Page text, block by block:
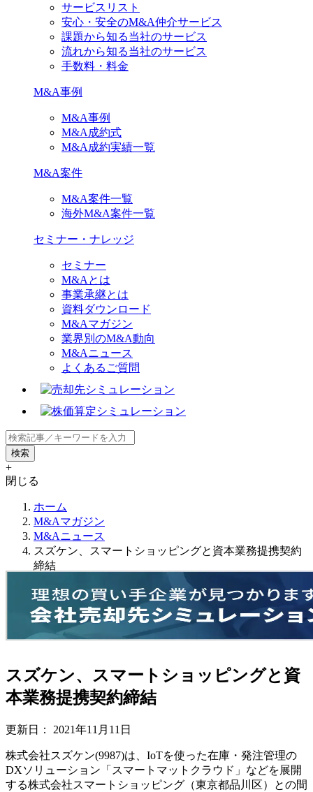
サービスリスト
安心・安全のM&A仲介サービス
課題から知る当社のサービス
流れから知る当社のサービス
手数料・料金
M&A事例
M&A事例
M&A成約式
M&A成約実績一覧
M&A案件
M&A案件一覧
海外M&A案件一覧
セミナー・ナレッジ
セミナー
M&Aとは
事業承継とは
資料ダウンロード
M&Aマガジン
業界別のM&A動向
M&Aニュース
よくあるご質問
+
閉じる
ホーム
M&Aマガジン
M&Aニュース
スズケン、スマートショッピングと資本業務提携契約
締結
スズケン、スマートショッピングと資
本業務提携契約締結
更新日： 2021年11月11日
株式会社スズケン(9987)は、IoTを使った在庫・発注管理の
DXソリューション「スマートマットクラウド」などを展開
する株式会社スマートショッピング（東京都品川区）との間